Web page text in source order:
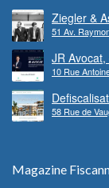
Ziegler &
51 Av.
JR Avocat,
10 Rue
mer
58 Rue de
Magazine